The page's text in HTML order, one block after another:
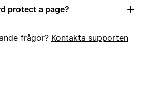
protect a page?
frågor? Kontakta supporten